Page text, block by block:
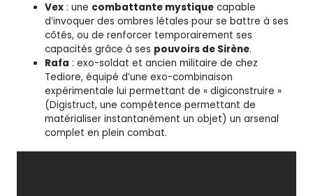
Vex : une combattante mystique capable
d’invoquer des ombres létales pour se battre à ses
côtés, ou de renforcer temporairement ses
capacités grâce à ses pouvoirs de Sirène.
Rafa : exo-soldat et ancien militaire de chez
Tediore, équipé d’une exo-combinaison
expérimentale lui permettant de « digiconstruire »
(Digistruct, une compétence permettant de
matérialiser instantanément un objet) un arsenal
complet en plein combat.